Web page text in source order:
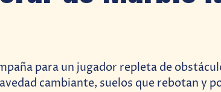
para un jugador repleta de
cambiante, suelos que rebotan y